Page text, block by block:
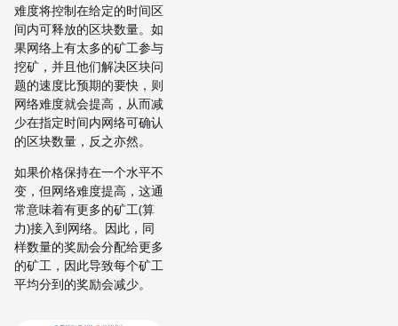
难度将控制在给定的时间区
间内可释放的区块数量。如
果网络上有太多的矿工参与
挖矿，并且他们解决区块问
题的速度比预期的要快，则
网络难度就会提高，从而减
少在指定时间内网络可确认
的区块数量，反之亦然。
如果价格保持在一个水平不
变，但网络难度提高，这通
常意味着有更多的矿工(算
力)接入到网络。因此，同
样数量的奖励会分配给更多
的矿工，因此导致每个矿工
平均分到的奖励会减少。